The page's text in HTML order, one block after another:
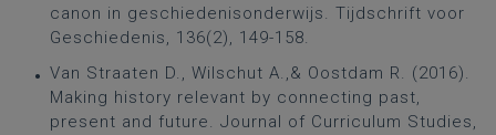
canon in geschiedenisonderwijs. Tijdschrift voor
Geschiedenis, 136(2), 149-158.
Van Straaten D., Wilschut A.,& Oostdam R. (2016).
Making history relevant by connecting past,
present and future. Journal of Curriculum Studies,